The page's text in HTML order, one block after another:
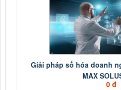
Giải pháp số hóa doanh
MAX
0 đ